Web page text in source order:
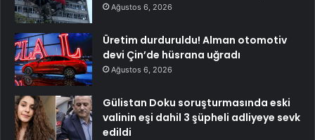
Ağustos 6, 2026
Üretim durduruldu! Alman otomotiv
devi Çin’de hüsrana uğradı
Ağustos 6, 2026
Gülistan Doku soruşturmasında eski
valinin eşi dahil 3 şüpheli adliyeye sevk
edildi